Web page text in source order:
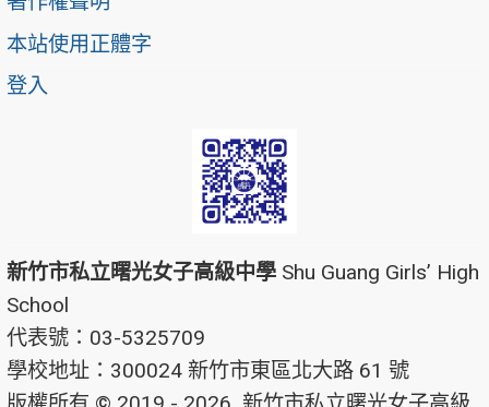
本站使用正體字
登入
新竹市私立曙光女子高級中學 Shu Guang Girls’ High
School
代表號：03-5325709
學校地址：300024 新竹市東區北大路 61 號